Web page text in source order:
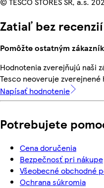
Zatiaľ bez recenzií
Pomôžte ostatným
Hodnotenia zverejňujú naši
Tesco neoveruje zverejnené
Napísať hodnotenie
Potrebujete
Cena doručenia
Bezpečnosť pri nákupe
Všeobecné obchodné
Ochrana súkromia